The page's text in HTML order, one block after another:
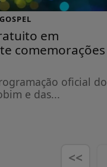
em
comemorações
oficial do
e das...
<<